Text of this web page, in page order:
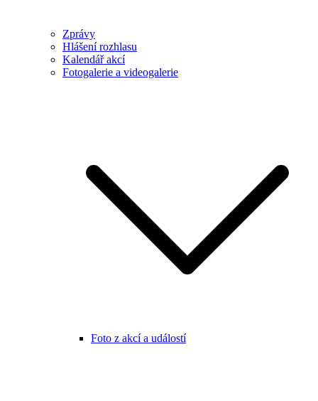
Zprávy
Hlášení rozhlasu
Kalendář akcí
Fotogalerie a videogalerie
Foto z akcí a událostí